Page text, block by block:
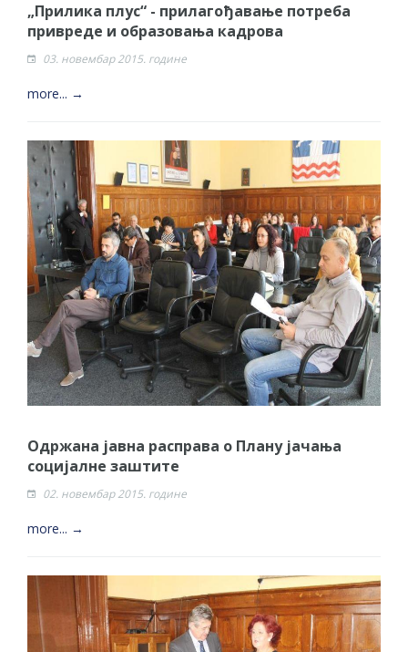
„Прилика плус“ - прилагођавање потреба
привреде и образовања кадрова
03. новембар 2015. године
more... →
Одржана јавна расправа о Плану јачања
социјалне заштите
02. новембар 2015. године
more... →